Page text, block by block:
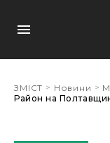
ЗМІСТ > Новини >
Район на